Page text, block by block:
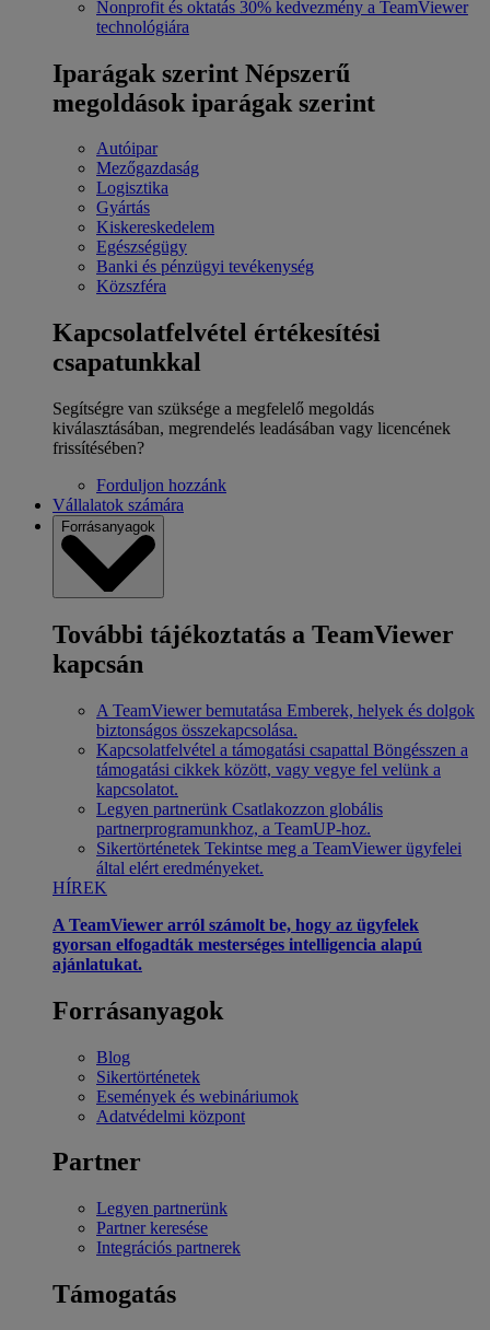
Nonprofit és oktatás 30% kedvezmény a TeamViewer
technológiára
Iparágak szerint Népszerű
megoldások iparágak szerint
Autóipar
Mezőgazdaság
Logisztika
Gyártás
Kiskereskedelem
Egészségügy
Banki és pénzügyi tevékenység
Közszféra
Kapcsolatfelvétel értékesítési
csapatunkkal
Segítségre van szüksége a megfelelő megoldás
kiválasztásában, megrendelés leadásában vagy licencének
frissítésében?
Forduljon hozzánk
Vállalatok számára
Forrásanyagok
További tájékoztatás a TeamViewer
kapcsán
A TeamViewer bemutatása Emberek, helyek és dolgok
biztonságos összekapcsolása.
Kapcsolatfelvétel a támogatási csapattal Böngésszen a
támogatási cikkek között, vagy vegye fel velünk a
kapcsolatot.
Legyen partnerünk Csatlakozzon globális
partnerprogramunkhoz, a TeamUP-hoz.
Sikertörténetek Tekintse meg a TeamViewer ügyfelei
által elért eredményeket.
HÍREK
A TeamViewer arról számolt be, hogy az ügyfelek
gyorsan elfogadták mesterséges intelligencia alapú
ajánlatukat.
Forrásanyagok
Blog
Sikertörténetek
Események és webináriumok
Adatvédelmi központ
Partner
Legyen partnerünk
Partner keresése
Integrációs partnerek
Támogatás